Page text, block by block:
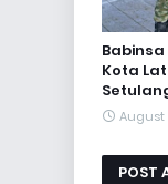
Kota
August
POST